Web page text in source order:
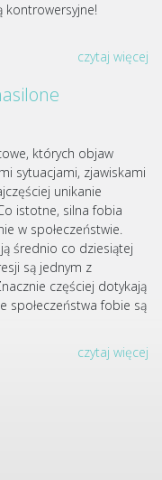
kontrowersyjne!
czytaj więcej
których objaw
sytuacjami, zjawiskami
unikanie
istotne, silna fobia
w społeczeństwie.
średnio co dziesiątej
są jednym z
częściej dotykają
społeczeństwa fobie są
czytaj więcej